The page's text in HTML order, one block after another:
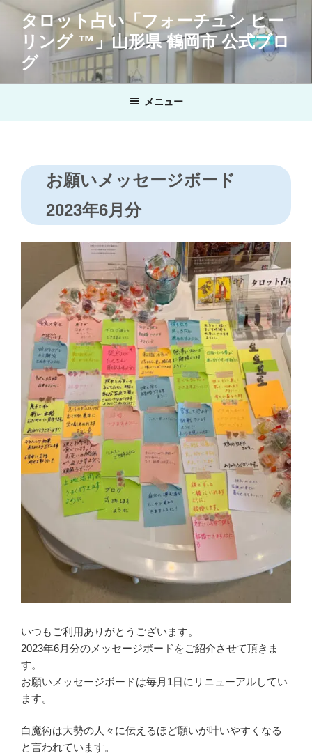
キ
タロット占い「フォーチュン ヒー
リング ™」山形県 鶴岡市 公式ブロ
グ
メニュー
お願いメッセージボード
2023年6月分
いつもご利用ありがとうございます。
2023年6月分のメッセージボードをご紹介させて頂きま
す。
お願いメッセージボードは毎月1日にリニューアルしてい
ます。
白魔術は大勢の人々に伝えるほど願いが叶いやすくなる
と言われています。